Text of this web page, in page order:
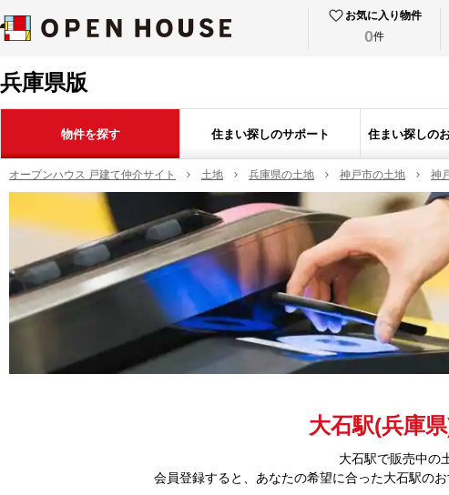
お気に入り物件
0件
兵庫県版
物件を探す 住まい探しのサポート 住まい探しの
オープンハウス 戸建て仲介サイト 土地 兵庫県の土地 神戸市の土地 神
大石駅(兵庫
大石駅で販売中の
会員登録すると、あなたの希望に合った大石駅の